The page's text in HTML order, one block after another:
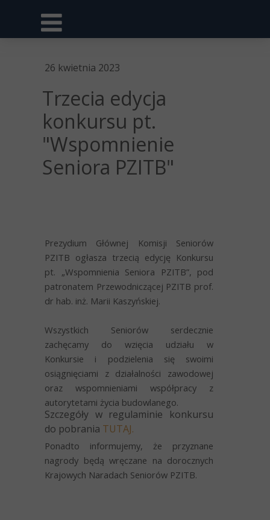
26 kwietnia 2023
Trzecia edycja
konkursu pt.
"Wspomnienie
Seniora PZITB"
Prezydium Głównej Komisji Seniorów
PZITB ogłasza trzecią edycję Konkursu
pt. „Wspomnienia Seniora PZITB”, pod
patronatem Przewodniczącej PZITB prof.
dr hab. inż. Marii Kaszyńskiej.
Wszystkich Seniorów serdecznie
zachęcamy do wzięcia udziału w
Konkursie i podzielenia się swoimi
osiągnięciami z działalności zawodowej
oraz wspomnieniami współpracy z
autorytetami życia budowlanego.
Szczegóły w regulaminie konkursu
do pobrania TUTAJ.
Ponadto informujemy, że przyznane
nagrody będą wręczane na dorocznych
Krajowych Naradach Seniorów PZITB.